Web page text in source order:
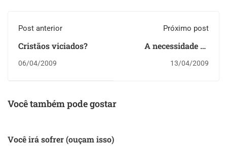
Post anterior
Cristãos viciados?
06/04/2009
Próximo post
A necessidade de
13/04/2009
Você também pode gostar
Você irá sofrer (ouçam isso)